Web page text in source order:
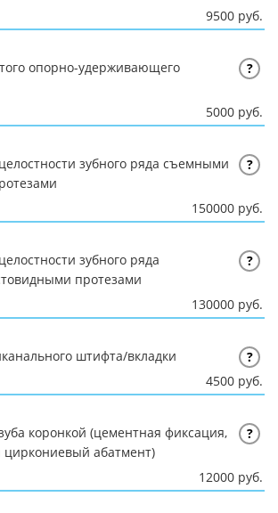
9500 руб.
опорно-удерживающего
?
5000 руб.
зубного ряда съемными
?
150000 руб.
зубного ряда
протезами
?
130000 руб.
штифта/вкладки
?
4500 руб.
коронкой (цементная фиксация,
абатмент)
?
12000 руб.